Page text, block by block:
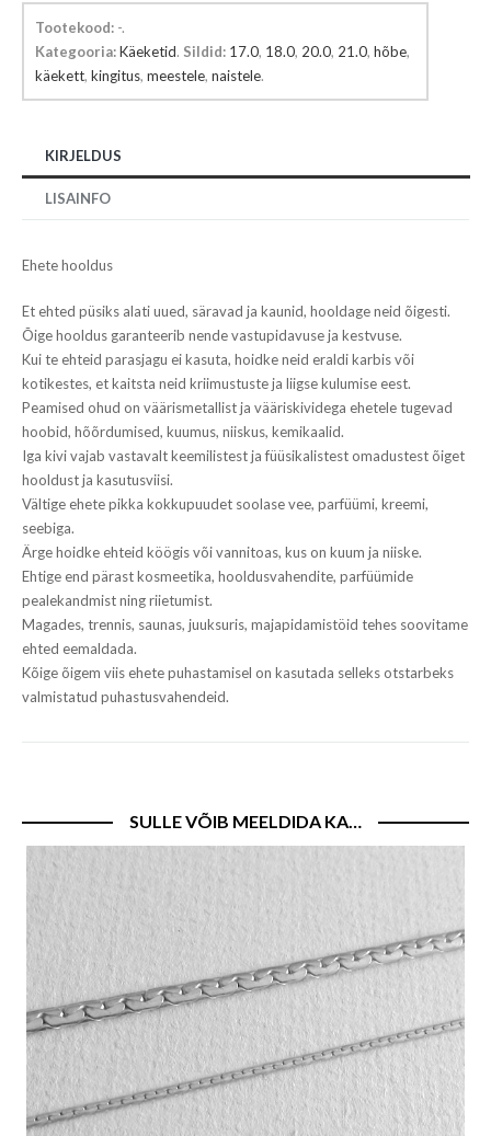
Tootekood: -.
Kategooria:Käeketid. Sildid: 17.0, 18.0, 20.0, 21.0, hõbe,
käekett, kingitus, meestele, naistele.
KIRJELDUS
LISAINFO
Ehete hooldus
Et ehted püsiks alati uued, säravad ja kaunid, hooldage neid õigesti.
Õige hooldus garanteerib nende vastupidavuse ja kestvuse.
Kui te ehteid parasjagu ei kasuta, hoidke neid eraldi karbis või
kotikestes, et kaitsta neid kriimustuste ja liigse kulumise eest.
Peamised ohud on väärismetallist ja vääriskividega ehetele tugevad
hoobid, hõõrdumised, kuumus, niiskus, kemikaalid.
Iga kivi vajab vastavalt keemilistest ja füüsikalistest omadustest õiget
hooldust ja kasutusviisi.
Vältige ehete pikka kokkupuudet soolase vee, parfüümi, kreemi,
seebiga.
Ärge hoidke ehteid köögis või vannitoas, kus on kuum ja niiske.
Ehtige end pärast kosmeetika, hooldusvahendite, parfüümide
pealekandmist ning riietumist.
Magades, trennis, saunas, juuksuris, majapidamistöid tehes soovitame
ehted eemaldada.
Kõige õigem viis ehete puhastamisel on kasutada selleks otstarbeks
valmistatud puhastusvahendeid.
SULLE VÕIB MEELDIDA KA…